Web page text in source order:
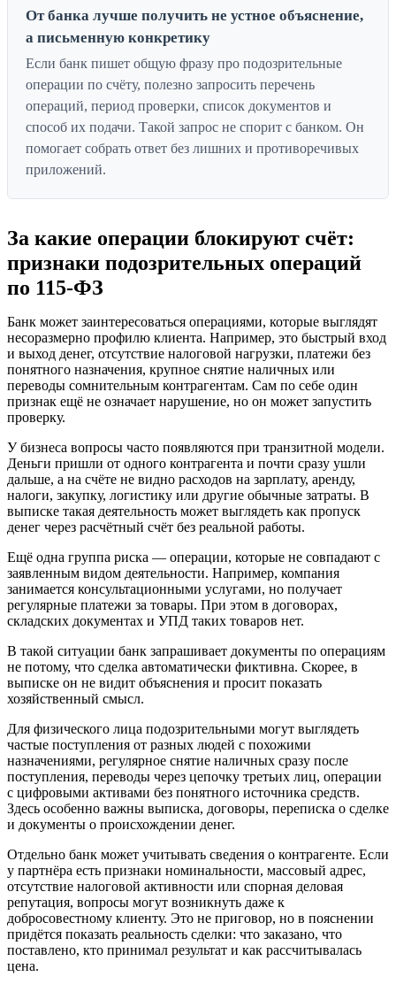
От банка лучше получить не устное объяснение,
а письменную конкретику
Если банк пишет общую фразу про подозрительные
операции по счёту, полезно запросить перечень
операций, период проверки, список документов и
способ их подачи. Такой запрос не спорит с банком. Он
помогает собрать ответ без лишних и противоречивых
приложений.
За какие операции блокируют счёт:
признаки подозрительных операций
по 115-ФЗ
Банк может заинтересоваться операциями, которые выглядят
несоразмерно профилю клиента. Например, это быстрый вход
и выход денег, отсутствие налоговой нагрузки, платежи без
понятного назначения, крупное снятие наличных или
переводы сомнительным контрагентам. Сам по себе один
признак ещё не означает нарушение, но он может запустить
проверку.
У бизнеса вопросы часто появляются при транзитной модели.
Деньги пришли от одного контрагента и почти сразу ушли
дальше, а на счёте не видно расходов на зарплату, аренду,
налоги, закупку, логистику или другие обычные затраты. В
выписке такая деятельность может выглядеть как пропуск
денег через расчётный счёт без реальной работы.
Ещё одна группа риска — операции, которые не совпадают с
заявленным видом деятельности. Например, компания
занимается консультационными услугами, но получает
регулярные платежи за товары. При этом в договорах,
складских документах и УПД таких товаров нет.
В такой ситуации банк запрашивает документы по операциям
не потому, что сделка автоматически фиктивна. Скорее, в
выписке он не видит объяснения и просит показать
хозяйственный смысл.
Для физического лица подозрительными могут выглядеть
частые поступления от разных людей с похожими
назначениями, регулярное снятие наличных сразу после
поступления, переводы через цепочку третьих лиц, операции
с цифровыми активами без понятного источника средств.
Здесь особенно важны выписка, договоры, переписка о сделке
и документы о происхождении денег.
Отдельно банк может учитывать сведения о контрагенте. Если
у партнёра есть признаки номинальности, массовый адрес,
отсутствие налоговой активности или спорная деловая
репутация, вопросы могут возникнуть даже к
добросовестному клиенту. Это не приговор, но в пояснении
придётся показать реальность сделки: что заказано, что
поставлено, кто принимал результат и как рассчитывалась
цена.